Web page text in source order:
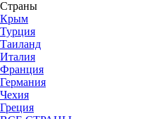
Страны
Крым
Турция
Таиланд
Италия
Франция
Германия
Чехия
Греция